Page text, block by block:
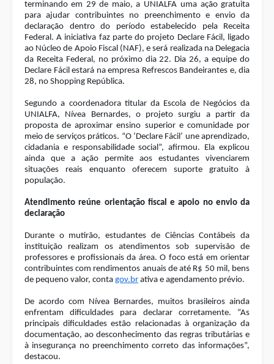
terminando em 29 de maio, a UNIALFA uma ação gratuita
para ajudar contribuintes no preenchimento e envio da
declaração dentro do período estabelecido pela Receita
Federal. A iniciativa faz parte do projeto Declare Fácil, ligado
ao Núcleo de Apoio Fiscal (NAF), e será realizada na Delegacia
da Receita Federal, no próximo dia 22. Dia 26, a equipe do
Declare Fácil estará na empresa Refrescos Bandeirantes e, dia
28, no Shopping República.
Segundo a coordenadora titular da Escola de Negócios da
UNIALFA, Nívea Bernardes, o projeto surgiu a partir da
proposta de aproximar ensino superior e comunidade por
meio de serviços práticos. “O ‘Declare Fácil’ une aprendizado,
cidadania e responsabilidade social”, afirmou. Ela explicou
ainda que a ação permite aos estudantes vivenciarem
situações reais enquanto oferecem suporte gratuito à
população.
Atendimento reúne orientação fiscal e apoio no envio da
declaração
Durante o mutirão, estudantes de Ciências Contábeis da
instituição realizam os atendimentos sob supervisão de
professores e profissionais da área. O foco está em orientar
contribuintes com rendimentos anuais de até R$ 50 mil, bens
de pequeno valor, conta gov.br ativa e agendamento prévio.
De acordo com Nívea Bernardes, muitos brasileiros ainda
enfrentam dificuldades para declarar corretamente. “As
principais dificuldades estão relacionadas à organização da
documentação, ao desconhecimento das regras tributárias e
à insegurança no preenchimento correto das informações”,
destacou.